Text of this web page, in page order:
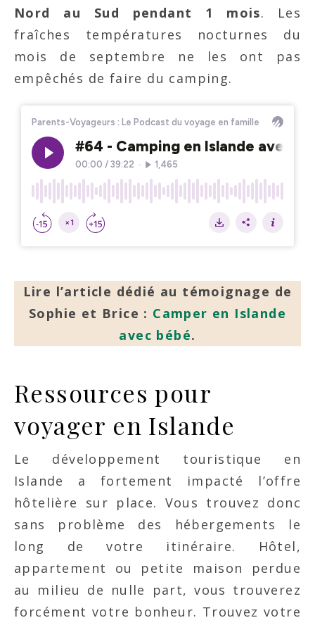
Nord au Sud pendant 1 mois. Les
fraîches températures nocturnes du
mois de septembre ne les ont pas
empêchés de faire du camping.
Lire l’article dédié au témoignage de
Sophie et Brice : Camper en Islande
avec bébé.
Ressources pour
voyager en Islande
Le développement touristique en
Islande a fortement impacté l’offre
hôtelière sur place. Vous trouvez donc
sans problème des hébergements le
long de votre itinéraire. Hôtel,
appartement ou petite maison perdue
au milieu de nulle part, vous trouverez
forcément votre bonheur. Trouvez votre